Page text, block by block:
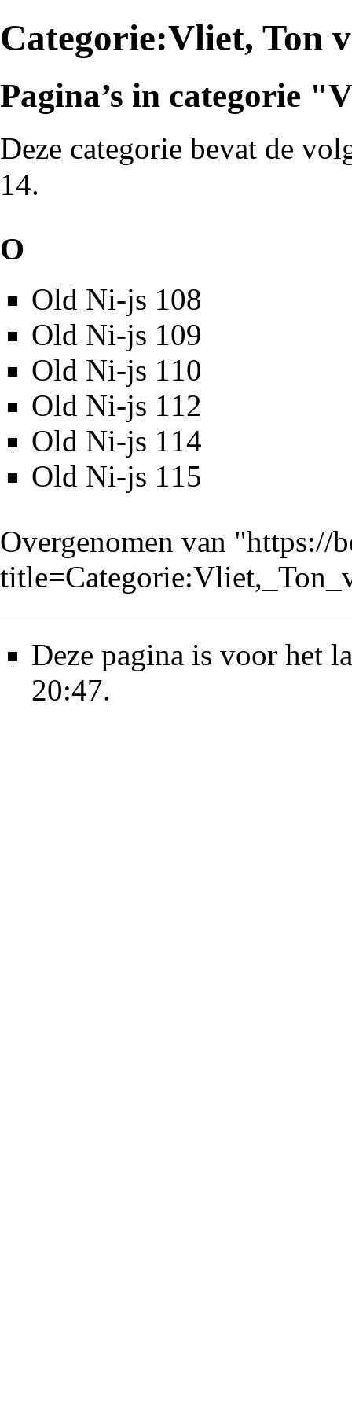
Categorie:Vliet, Ton
Pagina’s in categorie
Deze categorie bevat de
14.
O
Old Ni-js 108
Old Ni-js 109
Old Ni-js 110
Old Ni-js 112
Old Ni-js 114
Old Ni-js 115
Overgenomen van "https://
Deze pagina is voor het
20:47.